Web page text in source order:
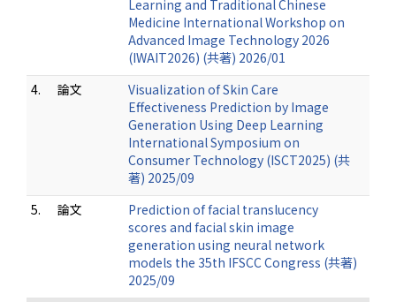
Learning and Traditional Chinese
Medicine International Workshop on
Advanced Image Technology 2026
(IWAIT2026) (共著) 2026/01
4.
論文
Visualization of Skin Care
Effectiveness Prediction by Image
Generation Using Deep Learning
International Symposium on
Consumer Technology (ISCT2025) (共
著) 2025/09
5.
論文
Prediction of facial translucency
scores and facial skin image
generation using neural network
models the 35th IFSCC Congress (共著)
2025/09